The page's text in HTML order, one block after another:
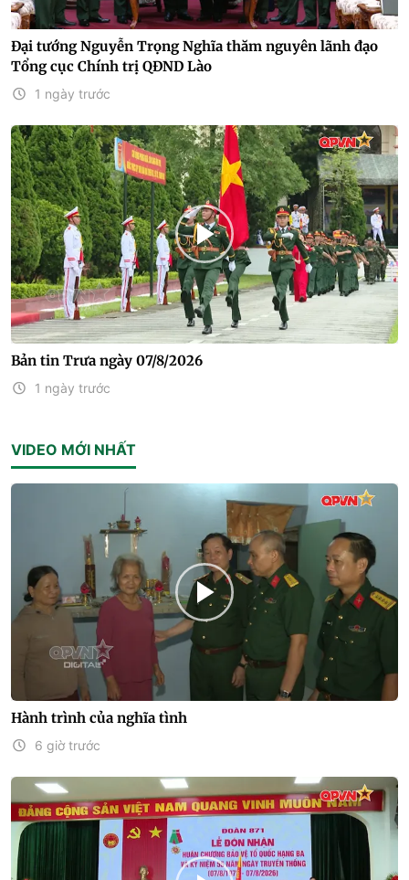
Đại tướng Nguyễn Trọng Nghĩa thăm nguyên lãnh đạo
Tổng cục Chính trị QĐND Lào
1 ngày trước
Bản tin Trưa ngày 07/8/2026
1 ngày trước
VIDEO MỚI NHẤT
Hành trình của nghĩa tình
6 giờ trước